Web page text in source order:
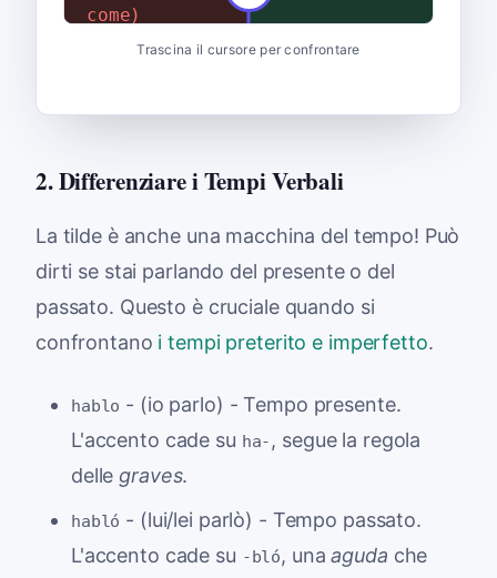
come)
Trascina il cursore per confrontare
2. Differenziare i Tempi Verbali
La tilde è anche una macchina del tempo! Può
dirti se stai parlando del presente o del
passato. Questo è cruciale quando si
confrontano i tempi preterito e imperfetto.
hablo - (io parlo) - Tempo presente.
L'accento cade su ha- , segue la regola
delle graves.
habló - (lui/lei parlò) - Tempo passato.
L'accento cade su -bló, unaaguda che